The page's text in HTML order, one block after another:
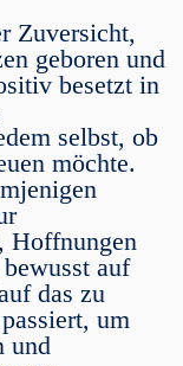
Zuversicht,
geboren und
besetzt in
selbst, ob
möchte.
Hoffnungen
auf
das zu
um
und